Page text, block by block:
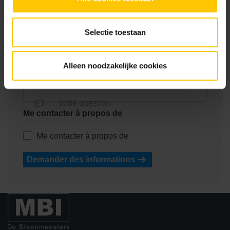
Selectie toestaan
Alleen noodzakelijke cookies
Nom de l'entreprise *
Numéro de téléphone
E-mail
Me contacter à propos de
Me contacter à propos de
Demander des informations